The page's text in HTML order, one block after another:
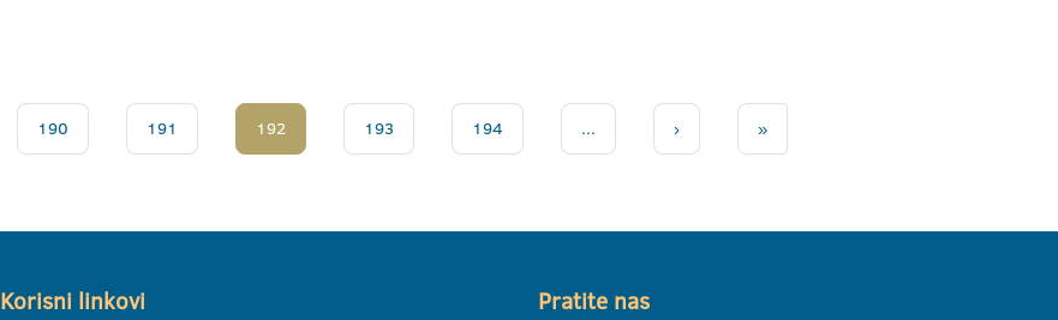
190 191 192 193 194 ... › »
Korisni linkovi Pratite nas